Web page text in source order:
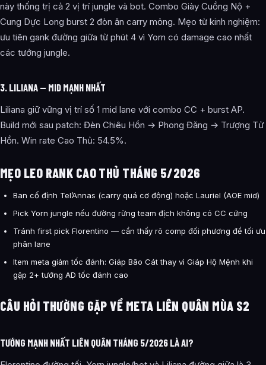
này thống trị cả 2 vị trí jungle và bot. Combo Giày Cuồng Nộ +
Cung Dực Long burst 2 đòn ăn carry mỏng. Mẹo từ kinh nghiệm:
ưu tiên gank đường giữa từ phút 4 vì Yorn có damage cao nhất
các tướng jungle.
3. LILIANA — MID MẠNH NHẤT
Liliana giữ vững vị trí số 1 mid lane với combo CC + burst AP.
Build mới sau patch: Đèn Chiêu Hồn → Phong Đăng → Trượng Tử
Hồn. Win rate Cao Thủ: 54.5%.
MẸO LEO RANK CAO THỦ THÁNG 5/2026
Ban cố định Tel’Annas (carry quá cơ động) hoặc Lauriel (AOE mid)
Pick Yorn jungle nếu đường rừng team địch không có CC cứng
Tránh first pick Florentino — cần thấy rõ comp đối phương để tối ưu
phân lane
Item meta giảm tốc đánh: Giáp Bão Cát thay vì Giáp Hộ Mệnh khi
gặp 2+ tướng AD tốc đánh cao
CÂU HỎI THƯỜNG GẶP VỀ META LIÊN QUÂN MÙA S2
TƯỚNG MẠNH NHẤT LIÊN QUÂN THÁNG 5/2026 LÀ AI?